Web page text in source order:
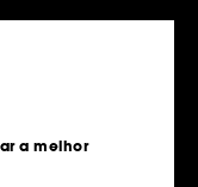
a melhor